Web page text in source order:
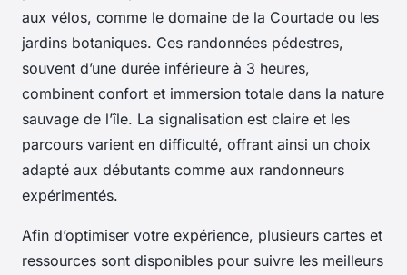
aux vélos, comme le domaine de la Courtade ou les
jardins botaniques. Ces randonnées pédestres,
souvent d’une durée inférieure à 3 heures,
combinent confort et immersion totale dans la nature
sauvage de l’île. La signalisation est claire et les
parcours varient en difficulté, offrant ainsi un choix
adapté aux débutants comme aux randonneurs
expérimentés.
Afin d’optimiser votre expérience, plusieurs cartes et
ressources sont disponibles pour suivre les meilleurs